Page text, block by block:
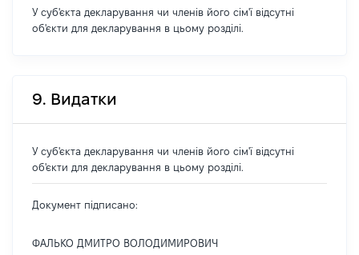
У суб'єкта декларування чи членів його сім'ї відсутні
об'єкти для декларування в цьому розділі.
9. Видатки
У суб'єкта декларування чи членів його сім'ї відсутні
об'єкти для декларування в цьому розділі.
Документ підписано:
ФАЛЬКО ДМИТРО ВОЛОДИМИРОВИЧ